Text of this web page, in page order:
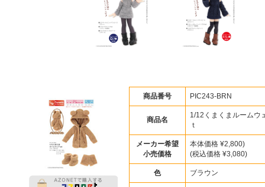
商品番号 PIC243-BRN
商品名
1/12くまくまルームウ
ｔ
メーカー希望
小売価格
本体価格 ¥2,800)
(税込価格 ¥3,080)
色 ブラウン